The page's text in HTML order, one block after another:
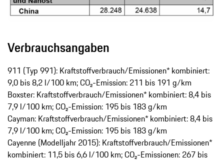
Verbrauchsangaben
911 (Typ 991): Kraftstoffverbrauch/Emissionen* kombiniert:
9,0 bis 8,2 l/100 km; CO₂-Emission: 211 bis 191 g/km
Boxster: Kraftstoffverbrauch/Emissionen* kombiniert: 8,4 bis
7,9 l/100 km; CO₂-Emission: 195 bis 183 g/km
Cayman: Kraftstoffverbrauch/Emissionen* kombiniert: 8,4 bis
7,9 l/100 km; CO₂-Emission: 195 bis 183 g/km
Cayenne (Modelljahr 2015): Kraftstoffverbrauch/Emissionen*
kombiniert: 11,5 bis 6,6 l/100 km; CO₂-Emissionen: 267 bis